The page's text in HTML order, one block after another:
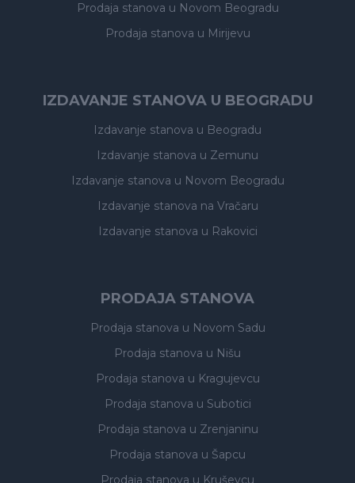
Prodaja stanova u Novom Beogradu
Prodaja stanova u Mirijevu
IZDAVANJE STANOVA U BEOGRADU
Izdavanje stanova u Beogradu
Izdavanje stanova u Zemunu
Izdavanje stanova u Novom Beogradu
Izdavanje stanova na Vračaru
Izdavanje stanova u Rakovici
PRODAJA STANOVA
Prodaja stanova u Novom Sadu
Prodaja stanova u Nišu
Prodaja stanova u Kragujevcu
Prodaja stanova u Subotici
Prodaja stanova u Zrenjaninu
Prodaja stanova u Šapcu
Prodaja stanova u Kruševcu